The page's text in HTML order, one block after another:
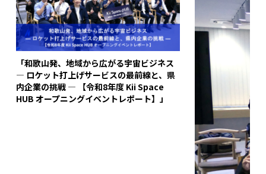
「和歌山発、地域から広がる宇宙ビジネス
― ロケット打上げサービスの最前線と、県
内企業の挑戦 ― 【令和8年度 Kii Space
HUB オープニングイベントレポート】」